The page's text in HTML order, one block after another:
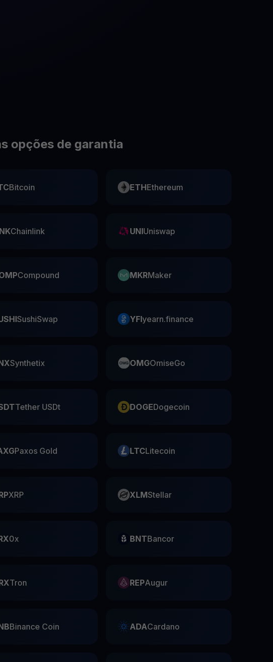
opções de garantia
Bitcoin ETHEthereum
Chainlink UNIUniswap
Compound MKRMaker
SushiSwap YFIyearn.finance
Synthetix OMGOmiseGo
Tether USDt DOGEDogecoin
Paxos Gold LTCLitecoin
XRP XLMStellar
0x BNTBancor
Tron REPAugur
Binance Coin ADACardano